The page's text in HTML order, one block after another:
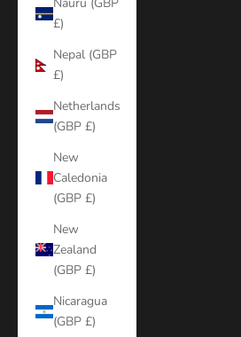
£)
Nepal (GBP
£)
Netherlands
(GBP £)
New
Caledonia
(GBP £)
New
Zealand
(GBP £)
Nicaragua
(GBP £)